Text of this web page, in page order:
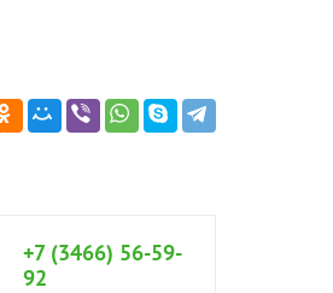
+7 (3466) 56-59-
92